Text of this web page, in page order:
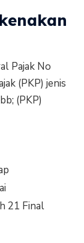
Pajak No
(PKP) jenis
(PKP)
21 Final